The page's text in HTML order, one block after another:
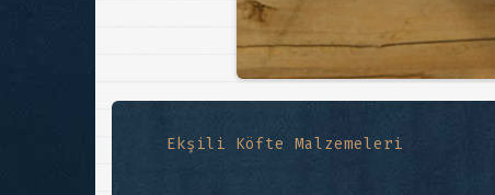
Ekşili Köfte Malzemeleri